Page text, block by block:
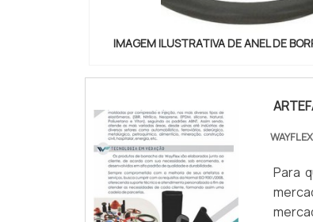
IMAGEM ILUSTRATIVA DE ANEL DE
WAYFLEX
Para